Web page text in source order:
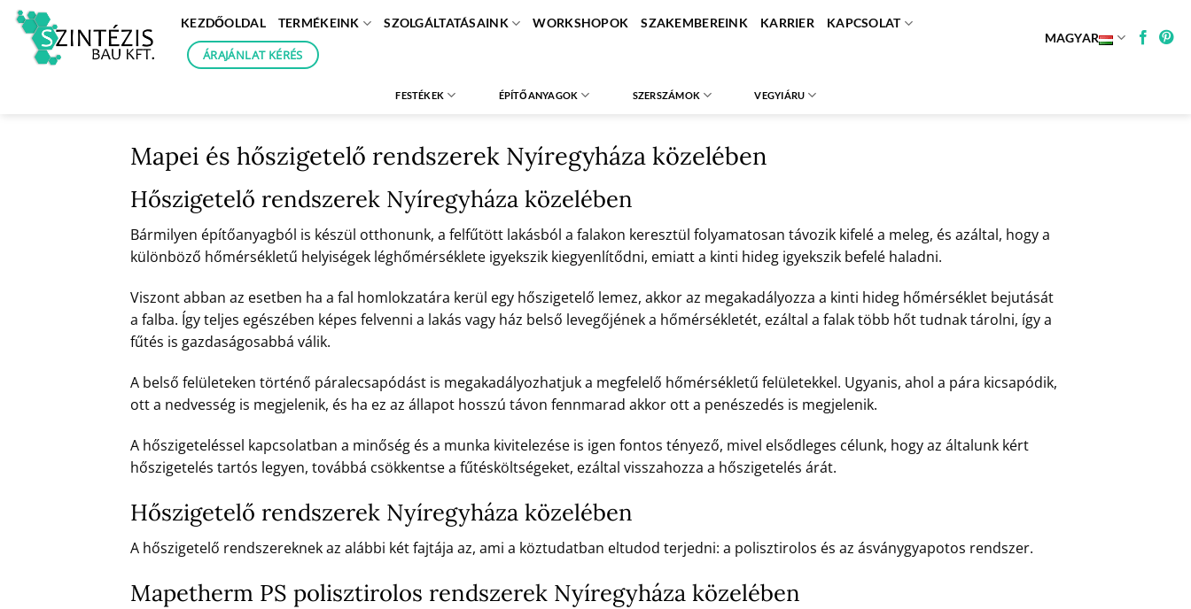
Skip
content
KEZDŐOLDAL TERMÉKEINK SZOLGÁLTATÁSAINK WORKSHOPOK SZAKEMBEREINK KARRIER KAPCSOLAT
ÁRAJÁNLAT KÉRÉS
MAGYAR
FESTÉKEK ÉPÍTŐANYAGOK SZERSZÁMOK VEGYIÁRU
Mapei és hőszigetelő rendszerek Nyíregyháza közelében
Hőszigetelő rendszerek Nyíregyháza közelében
Bármilyen építőanyagból is készül otthonunk, a felfűtött lakásból a falakon keresztül folyamatosan távozik kifelé a meleg, és azáltal, hogy a
különböző hőmérsékletű helyiségek léghőmérséklete igyekszik kiegyenlítődni, emiatt a kinti hideg igyekszik befelé haladni.
Viszont abban az esetben ha a fal homlokzatára kerül egy hőszigetelő lemez, akkor az megakadályozza a kinti hideg hőmérséklet bejutását
a falba. Így teljes egészében képes felvenni a lakás vagy ház belső levegőjének a hőmérsékletét, ezáltal a falak több hőt tudnak tárolni, így a
fűtés is gazdaságosabbá válik.
A belső felületeken történő páralecsapódást is megakadályozhatjuk a megfelelő hőmérsékletű felületekkel. Ugyanis, ahol a pára kicsapódik,
ott a nedvesség is megjelenik, és ha ez az állapot hosszú távon fennmarad akkor ott a penészedés is megjelenik.
A hőszigeteléssel kapcsolatban a minőség és a munka kivitelezése is igen fontos tényező, mivel elsődleges célunk, hogy az általunk kért
hőszigetelés tartós legyen, továbbá csökkentse a fűtésköltségeket, ezáltal visszahozza a hőszigetelés árát.
Hőszigetelő rendszerek Nyíregyháza közelében
A hőszigetelő rendszereknek az alábbi két fajtája az, ami a köztudatban eltudod terjedni: a polisztirolos és az ásványgyapotos rendszer.
Mapetherm PS polisztirolos rendszerek Nyíregyháza közelében